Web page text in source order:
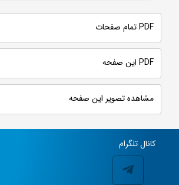
PDF تمام صفحات
PDF این صفحه
مشاهده تصویر این صفحه
کانال تلگرام